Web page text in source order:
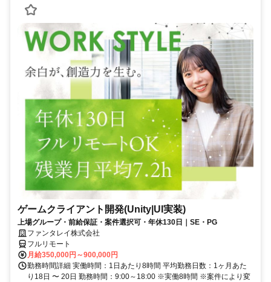
ゲームクライアント開発(Unity|UI実装)
上場グループ・前給保証・案件選択可・年休130日｜SE・PG
ファンタレイ株式会社
フルリモート
月給350,000円～900,000円
勤務時間詳細 実働時間：1日あたり8時間 平均勤務日数：1ヶ月あた
り18日 〜 20日 勤務時間：9:00～18:00 ※実働8時間 ※案件により変